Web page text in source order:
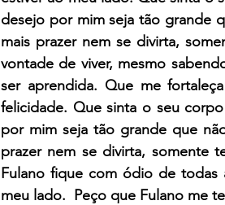
desejo por mim seja tão grande
mais prazer nem se divirta,
vontade de viver, mesmo
ser aprendida. Que me
felicidade. Que sinta o seu
por mim seja tão grande que
prazer nem se divirta, somente
Fulano fique com ódio de todas
meu lado.  Peço que Fulano me